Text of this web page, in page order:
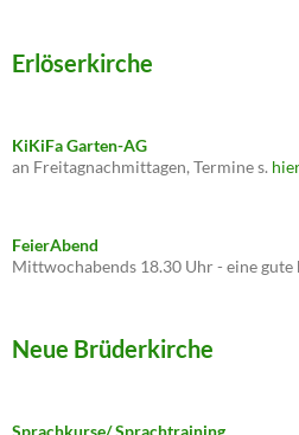
Erlöserkirche
KiKiFa Garten-AG
an Freitagnachmittagen, Termine s.
FeierAbend
Mittwochabends 18.30 Uhr - eine gute
Neue Brüderkirche
Sprachkurse/ Sprachtraining